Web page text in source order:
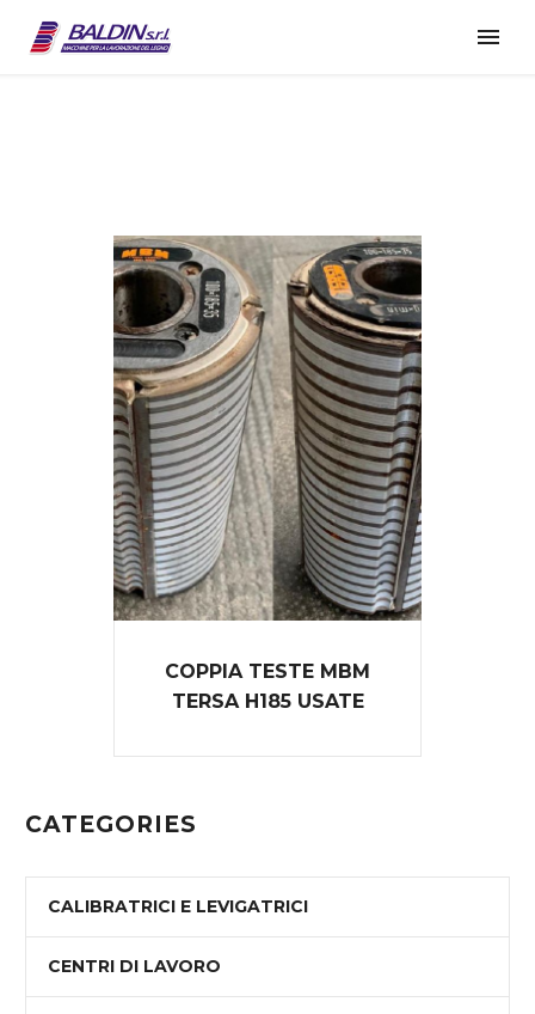
COPPIA TESTE MBM
TERSA H185 USATE
CATEGORIES
CALIBRATRICI E LEVIGATRICI
CENTRI DI LAVORO